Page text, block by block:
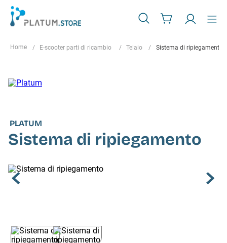
E-scooter parti di ricambio Telaio Sistema di ripiegamento
PLATUM
Sistema di ripiegamento